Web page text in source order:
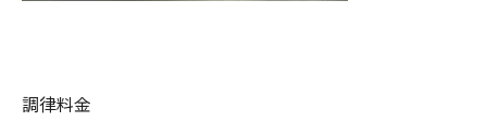
調律料金